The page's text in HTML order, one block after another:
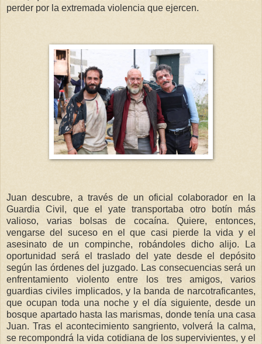
perder por la extremada violencia que ejercen.
Juan descubre, a través de un oficial colaborador en la
Guardia Civil, que el yate transportaba otro botín más
valioso, varias bolsas de cocaína. Quiere, entonces,
vengarse del suceso en el que casi pierde la vida y el
asesinato de un compinche, robándoles dicho alijo. La
oportunidad será el traslado del yate desde el depósito
según las órdenes del juzgado. Las consecuencias será un
enfrentamiento violento entre los tres amigos, varios
guardias civiles implicados, y la banda de narcotraficantes,
que ocupan toda una noche y el día siguiente, desde un
bosque apartado hasta las marismas, donde tenía una casa
Juan. Tras el acontecimiento sangriento, volverá la calma,
se recompondrá la vida cotidiana de los supervivientes, y el